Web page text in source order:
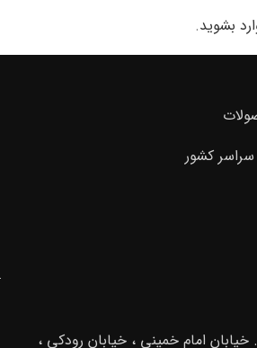
بشوید.
کشور
امام خمینی ، خیابان رودکی ،